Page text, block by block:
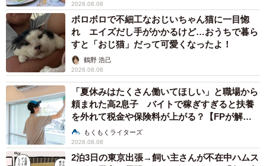
2026.08.08
ボロボロで不細工なおじいちゃん猫に一目惚
れ エイズだし手がかかるけど…おうちで暮ら
すと「おじ猫」だって可愛くなったよ！
鶴野 浩己
2026.08.08
「夏休みはたくさん働いてほしい」と職場から
頼まれた高2息子 バイトで稼ぎすぎると扶養
を外れて税金や保険料が上がる？【FPが解
説】もくもくライターズ
2026.08.08
2泊3日の東京出張→飼い主さんが不在中ハムス